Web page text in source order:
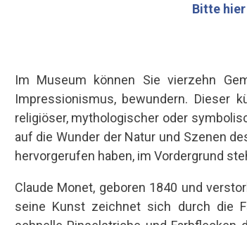
Bitte
Im Museum können Sie vierzehn
Impressionismus, bewundern. Dieser
religiöser, mythologischer oder
auf die Wunder der Natur und Szenen
hervorgerufen haben, im Vordergrund
Claude Monet, geboren 1840 und
seine Kunst zeichnet sich durch die